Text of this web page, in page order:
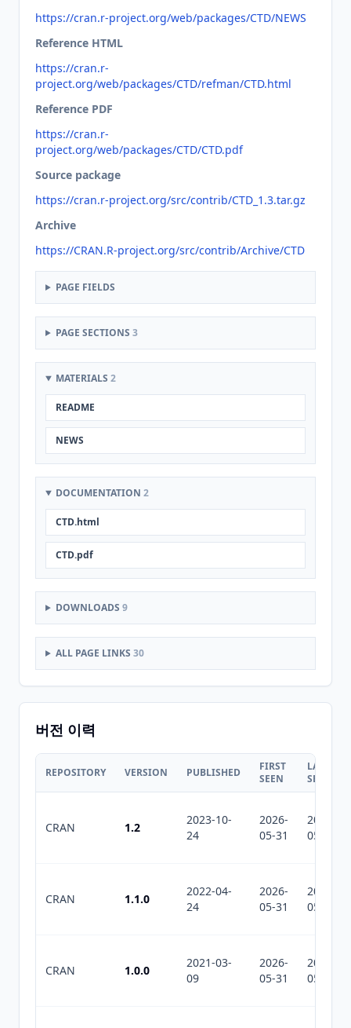
https://cran.r-project.org/web/packages/CTD/NEWS
Reference HTML
https://cran.r-
project.org/web/packages/CTD/refman/CTD.html
Reference PDF
https://cran.r-
project.org/web/packages/CTD/CTD.pdf
Source package
https://cran.r-project.org/src/contrib/CTD_1.3.tar.gz
Archive
https://CRAN.R-project.org/src/contrib/Archive/CTD
PAGE FIELDS
PAGE SECTIONS 3
MATERIALS 2
README
NEWS
DOCUMENTATION 2
CTD.html
CTD.pdf
DOWNLOADS 9
ALL PAGE LINKS 30
버전 이력
REPOSITORY VERSION PUBLISHED
FIRST
SEEN
LAST
SEEN
CRAN 1.2
2023-10-
24
2026-
05-31
2026-
05-31
CRAN 1.1.0
2022-04-
24
2026-
05-31
2026-
05-31
CRAN 1.0.0
2021-03-
09
2026-
05-31
2026-
05-31